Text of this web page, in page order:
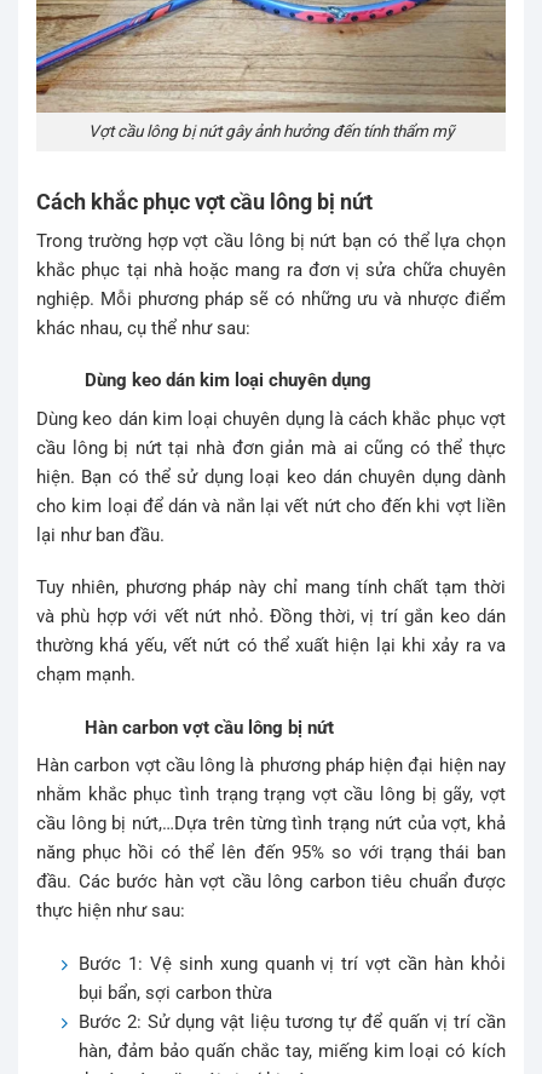
Vợt cầu lông bị nứt gây ảnh hưởng đến tính thẩm mỹ
Cách khắc phục vợt cầu lông bị nứt
Trong trường hợp vợt cầu lông bị nứt bạn có thể lựa chọn
khắc phục tại nhà hoặc mang ra đơn vị sửa chữa chuyên
nghiệp. Mỗi phương pháp sẽ có những ưu và nhược điểm
khác nhau, cụ thể như sau:
Dùng keo dán kim loại chuyên dụng
Dùng keo dán kim loại chuyên dụng là cách khắc phục vợt
cầu lông bị nứt tại nhà đơn giản mà ai cũng có thể thực
hiện. Bạn có thể sử dụng loại keo dán chuyên dụng dành
cho kim loại để dán và nắn lại vết nứt cho đến khi vợt liền
lại như ban đầu.
Tuy nhiên, phương pháp này chỉ mang tính chất tạm thời
và phù hợp với vết nứt nhỏ. Đồng thời, vị trí gắn keo dán
thường khá yếu, vết nứt có thể xuất hiện lại khi xảy ra va
chạm mạnh.
Hàn carbon vợt cầu lông bị nứt
Hàn carbon vợt cầu lông là phương pháp hiện đại hiện nay
nhằm khắc phục tình trạng trạng vợt cầu lông bị gãy, vợt
cầu lông bị nứt,…Dựa trên từng tình trạng nứt của vợt, khả
năng phục hồi có thể lên đến 95% so với trạng thái ban
đầu. Các bước hàn vợt cầu lông carbon tiêu chuẩn được
thực hiện như sau:
Bước 1: Vệ sinh xung quanh vị trí vợt cần hàn khỏi
bụi bẩn, sợi carbon thừa
Bước 2: Sử dụng vật liệu tương tự để quấn vị trí cần
hàn, đảm bảo quấn chắc tay, miếng kim loại có kích